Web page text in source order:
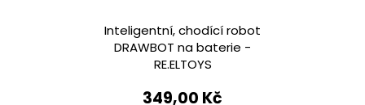
Inteligentní, chodící robot
DRAWBOT na baterie -
RE.ELTOYS
349,00 Kč